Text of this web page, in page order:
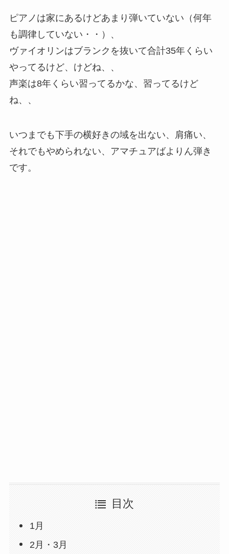
ピアノは家にあるけどあまり弾いていない（何年
も調律していない・・）、
ヴァイオリンはブランクを抜いて合計35年くらい
やってるけど、けどね、、
声楽は8年くらい習ってるかな、習ってるけど
ね、、
いつまでも下手の横好きの域を出ない、肩痛い、
それでもやめられない、アマチュアばよりん弾き
です。
目次
1月
2月・3月